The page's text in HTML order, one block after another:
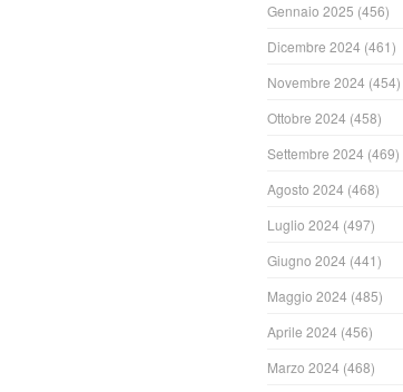
Gennaio 2025 (456)
Dicembre 2024 (461)
Novembre 2024 (454)
Ottobre 2024 (458)
Settembre 2024 (469)
Agosto 2024 (468)
Luglio 2024 (497)
Giugno 2024 (441)
Maggio 2024 (485)
Aprile 2024 (456)
Marzo 2024 (468)